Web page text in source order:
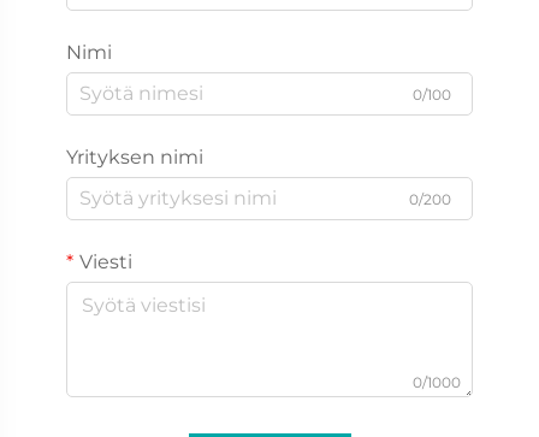
Nimi
0/100
Yrityksen nimi
0/200
Viesti
0/1000